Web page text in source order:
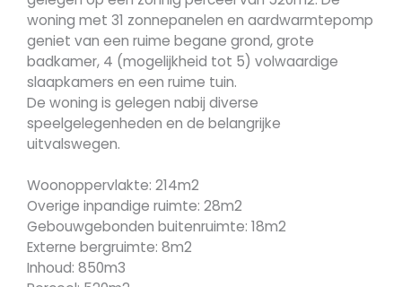
woning met 31 zonnepanelen en aardwarmtepomp
geniet van een ruime begane grond, grote
badkamer, 4 (mogelijkheid tot 5) volwaardige
slaapkamers en een ruime tuin.
De woning is gelegen nabij diverse
speelgelegenheden en de belangrijke
uitvalswegen.
Woonoppervlakte: 214m2
Overige inpandige ruimte: 28m2
Gebouwgebonden buitenruimte: 18m2
Externe bergruimte: 8m2
Inhoud: 850m3